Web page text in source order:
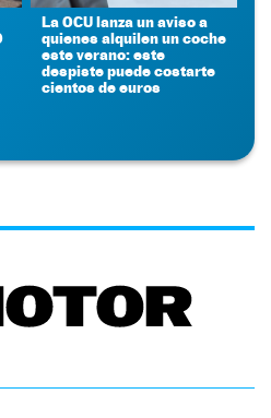
La OCU lanza un aviso a
quienes alquilen un coche
este verano: este
despiste puede costarte
cientos de euros